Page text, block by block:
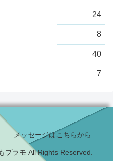
24
8
40
7
メッセージはこちらから
プラモ All Rights Reserved.